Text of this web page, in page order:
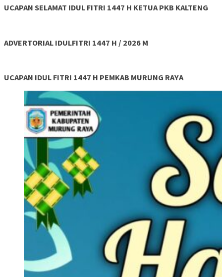
UCAPAN SELAMAT IDUL FITRI 1447 H KETUA PKB KALTENG
ADVERTORIAL IDULFITRI 1447 H / 2026 M
UCAPAN IDUL FITRI 1447 H PEMKAB MURUNG RAYA